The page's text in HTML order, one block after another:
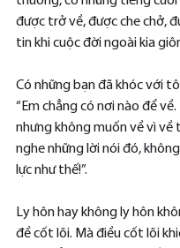
được trở về, được che chở,
tin khi cuộc đời ngoài kia
Có những bạn đã khóc với
“Em chẳng có nơi nào để
nhưng không muốn về vì về
nghe những lời nói đó,
lực như thế!”.
Ly hôn hay không ly hôn
đề cốt lõi. Mà điều cốt lõi